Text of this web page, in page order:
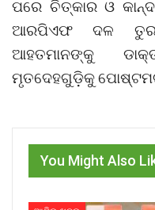
ପରେ ଚିତ୍କାର ଓ
ଆରପିଏଫ ଦଳ
ଆହତମାନଙ୍କୁ
ମୃତଦେହଗୁଡ଼ିକୁ
You Might Also